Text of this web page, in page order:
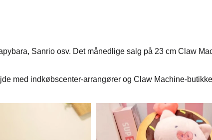
Sanrio osv. Det månedlige salg på 23 cm Claw
med indkøbscenter-arrangører og Claw Machine-